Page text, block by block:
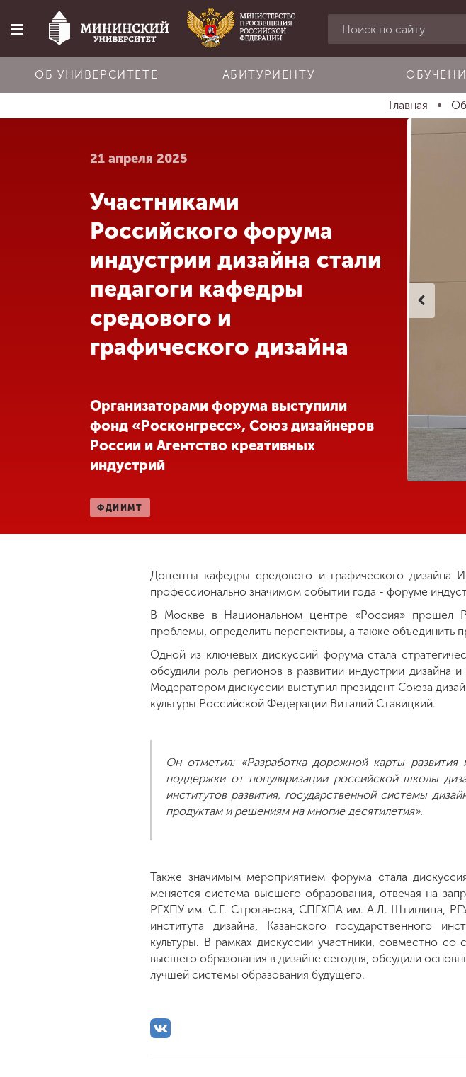
Главная
Об университете
Абитуриенту
Обучение
Международная
деятельность
Другие виды
деятельности
Студенческая
Сведения об
образовательной
ОБ УНИВЕРСИТЕТЕ АБИТУРИЕНТУ
Главная
21 апреля 2025
Участниками
Российского форума
индустрии дизайна стали
педагоги кафедры
средового и
графического дизайна
Организаторами форума выступили
фонд «Росконгресс», Союз дизайнеров
России и Агентство креативных
индустрий
ФДИИМТ
Доценты кафедры средового и графического дизайна
профессионально значимом событии года - форуме
В Москве в Национальном центре «Россия» прошел
проблемы, определить перспективы, а также объединить
Одной из ключевых дискуссий форума стала
обсудили роль регионов в развитии индустрии
Модератором дискуссии выступил президент Союза
культуры Российской Федерации Виталий Ставицкий.
Он отметил: «Разработка дорожной карты
поддержки от популяризации российской школы
институтов развития, государственной системы
продуктам и решениям на многие десятилетия».
Также значимым мероприятием форума стала
меняется система высшего образования, отвечая на
РГХПУ им. С.Г. Строганова, СПГХПА им. А.Л. Штиглица,
института дизайна, Казанского государственного
культуры. В рамках дискуссии участники, совместно
высшего образования в дизайне сегодня, обсудили
лучшей системы образования будущего.